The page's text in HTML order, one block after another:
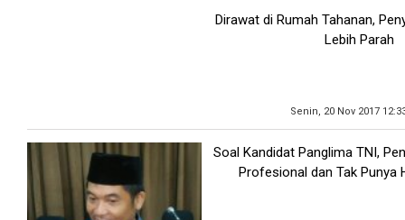
Dirawat di Rumah Tahanan,
Lebih Parah
Senin, 20 Nov 2017
Soal Kandidat Panglima TNI,
Profesional dan Tak Punya